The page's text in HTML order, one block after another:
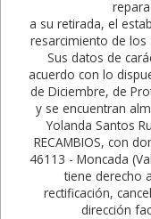
a su retirada, el
resarcimiento de
Sus datos de
acuerdo con lo
de Diciembre, de
y se encuentran
Yolanda Santos
RECAMBIOS, con
46113 - Moncada
tiene derecho
rectificación,
dirección